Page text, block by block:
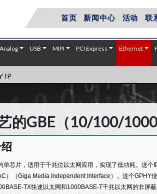
首页 新闻中心 活动 联
Analog USB MIPI PCI Express Ethernet
IP
的GBE（10/100/
单芯片，适用于千兆位以太网应用，实现了低功耗。这
）（Giga Media Independent Interface）。这个GPHY
TX快速以太网和1000BASE-T千兆以太网的非屏